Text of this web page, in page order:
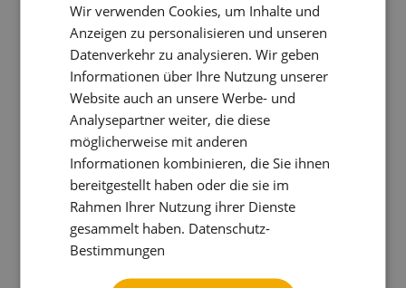
TERMS & CONDITIONS
Download our Terms & Conditions.
PDF herunterladen
Abonnieren Sie den Newsletter
CATALAN
GERMAN
Wir verwenden Cookies, um Inhalte und
Anzeigen zu personalisieren und unseren
Datenverkehr zu analysieren. Wir geben
Informationen über Ihre Nutzung unserer
Website auch an unsere Werbe- und
Analysepartner weiter, die diese
möglicherweise mit anderen
Informationen kombinieren, die Sie ihnen
bereitgestellt haben oder die sie im
Rahmen Ihrer Nutzung ihrer Dienste
gesammelt haben. Datenschutz-
Bestimmungen